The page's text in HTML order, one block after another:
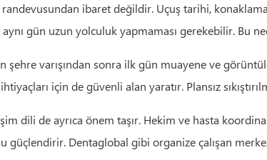
ibaret değildir. Uçuş tarihi,
aynı gün uzun yolculuk yapmaması gerekebilir. Bu
şehre varışından sonra ilk gün muayene ve
için de güvenli alan yaratır. Plansız
dili de ayrıca önem taşır. Hekim ve hasta
güçlendirir. Dentaglobal gibi organize çalışan